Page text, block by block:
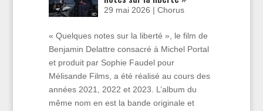
29 mai 2026 |Chorus
« Quelques notes sur la liberté », le film de
Benjamin Delattre consacré à Michel Portal
et produit par Sophie Faudel pour
Mélisande Films, a été réalisé au cours des
années 2021, 2022 et 2023. L’album du
même nom en est la bande originale et